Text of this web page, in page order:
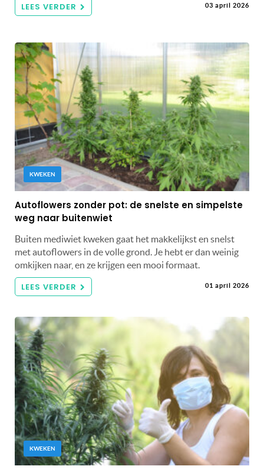
LEES VERDER 03 april 2026
KWEKEN
Autoflowers zonder pot: de snelste en simpelste
weg naar buitenwiet
Buiten mediwiet kweken gaat het makkelijkst en snelst
met autoflowers in de volle grond. Je hebt er dan weinig
omkijken naar, en ze krijgen een mooi formaat.
LEES VERDER 01 april 2026
KWEKEN